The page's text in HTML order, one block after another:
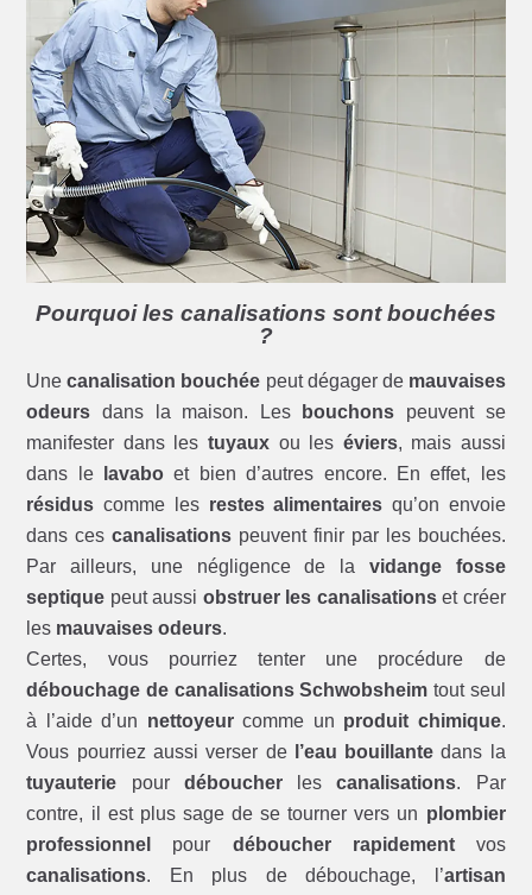
Pourquoi les canalisations sont bouchées
?
Unecanalisation bouchée peut dégager de mauvaises
odeurs dans la maison. Les bouchons peuvent se
manifester dans les tuyauxou les éviers, mais aussi
dans le
lavabo et bien d’autres encore. En effet, les
résidus comme les restes alimentaires qu’on envoie
dans cescanalisations peuvent finir par les bouchées.
Par ailleurs, une négligence de la vidange fosse
septique peut aussi obstruer les canalisationset créer
les mauvaises odeurs.
Certes, vous pourriez tenter une procédure de
débouchage de canalisations Schwobsheim tout seul
à l’aide d’un nettoyeurcomme un produit chimique.
Vous pourriez aussi verser de
l’eau bouillante dans la
tuyauterie pour déboucherlescanalisations. Par
contre, il est plus sage de se tourner vers un plombier
professionnel
pour déboucher rapidementvos
canalisations. En plus de débouchage, l’artisan